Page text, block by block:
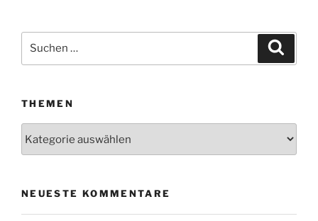
Suchen
THEMEN
NEUESTE KOMMENTARE